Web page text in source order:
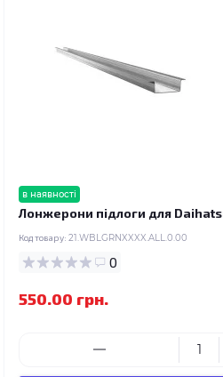
в наявності
Лонжерони підлоги для
Код товару: 21.WBLGRNXXXX.ALL.0.00
0
550.00 грн.